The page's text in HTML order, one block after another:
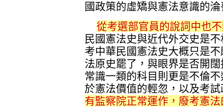
國政策的虛矯與憲法意識的
從考選部官員的說詞中也
民國憲法史與近代外交史是
考中華民國憲法史大概只是
法原史罷了，與眼界是否開
常識一類的科目則更是不倫
於憲法價值的輕忽，以及考
有監察院正常運作，廢考憲